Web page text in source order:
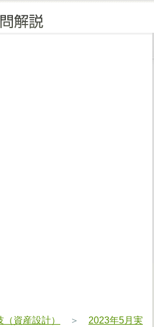
（資産設計） ＞ 2023年5月実